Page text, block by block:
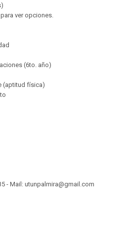
ver opciones.
(6to. año)
(aptitud física)
- Mail: utunpalmira@gmail.com